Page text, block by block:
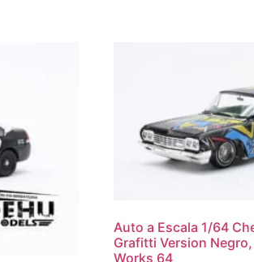
Auto a Escala 1/64
Grafitti Version Negro,
Works 64